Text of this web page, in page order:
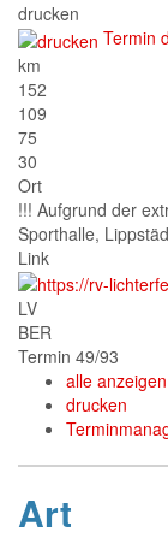
drucken
Termin
km
152
109
75
30
Ort
!!! Aufgrund der
Sporthalle,
Link
LV
BER
Termin 49/93
alle anzeigen
drucken
Art